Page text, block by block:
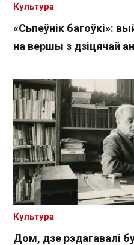
«Сьпеўнік багоўкі»:
на вершы з дзіцячай
Культура
Дом, дзе рэдагавалі
Культура